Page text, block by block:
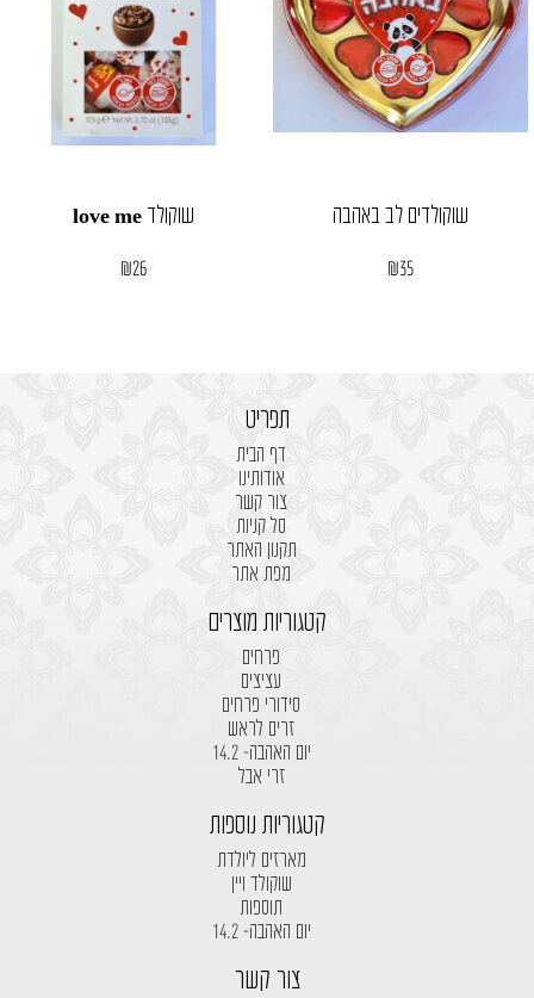
שוקולדים לב באהבה
₪35
שוקולד love me
₪26
תפריט
דף הבית
אודותינו
צור קשר
סל קניות
תקנון האתר
מפת אתר
קטגוריות מוצרים
פרחים
עציצים
סידורי פרחים
זרים לראש
יום האהבה- 14.2
זרי אבל
קטגוריות נוספות
מארזים ליולדת
שוקולד ויין
תוספות
יום האהבה- 14.2
צור קשר